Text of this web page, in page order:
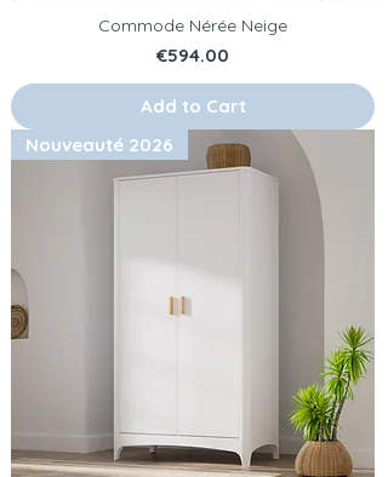
Commode Nérée Neige
Price
€594.00
Add to Cart
Nouveauté 2026